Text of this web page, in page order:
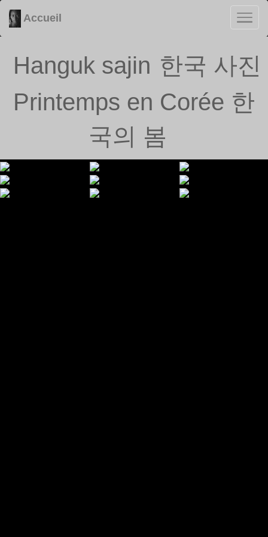
Accueil
Hanguk sajin 한국 사진
Printemps en Corée 한
국의 봄